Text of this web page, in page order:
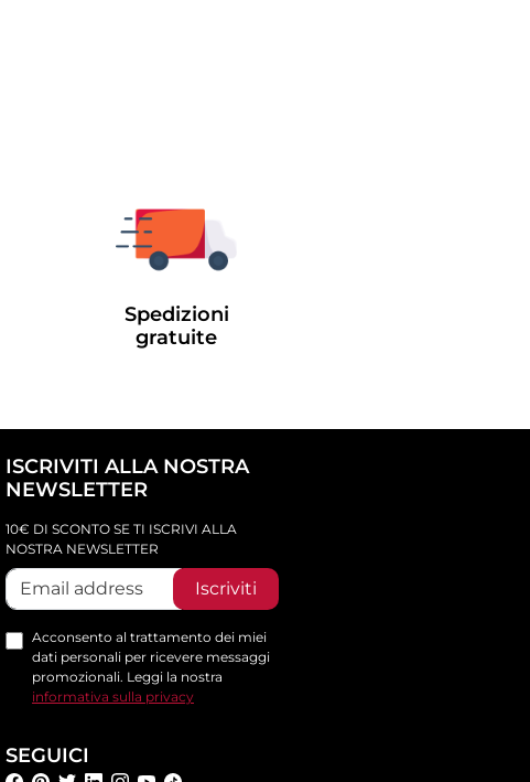
Spedizioni
gratuite
ISCRIVITI ALLA NOSTRA
NEWSLETTER
10€ DI SCONTO SE TI ISCRIVI ALLA
NOSTRA NEWSLETTER
Iscriviti
Acconsento al trattamento dei miei
dati personali per ricevere messaggi
promozionali. Leggi la nostra
informativa sulla privacy
SEGUICI